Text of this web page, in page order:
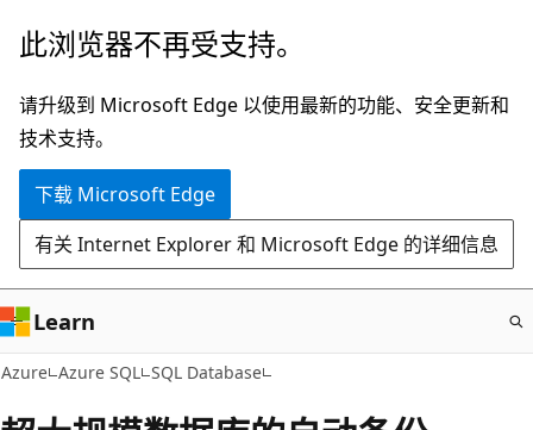
跳
主
要
内
此浏览器不再受支持。
请升级到 Microsoft Edge 以使用最新的功能、安全更新和
技术支持。
下载 Microsoft Edge
有关 Internet Explorer 和 Microsoft Edge 的详细信息
Learn
Azure Azure SQL SQL Database